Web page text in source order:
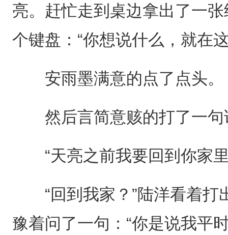
亮。赶忙走到桌边拿出了一
个键盘：“你想说什么，就在
安雨墨满意的点了点头。
然后言简意赅的打了一
“天亮之前我要回到你家里
“回到我家？”陆洋看着打
豫着问了一句：“你是说我平